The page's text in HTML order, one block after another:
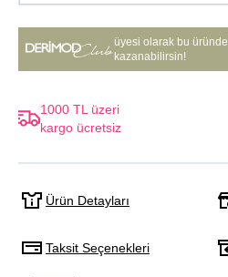
üyesi olarak bu üründe
kazanabilirsin!
1000 TL üzeri
kargo ücretsiz
Ürün Detayları
Taksit Seçenekleri